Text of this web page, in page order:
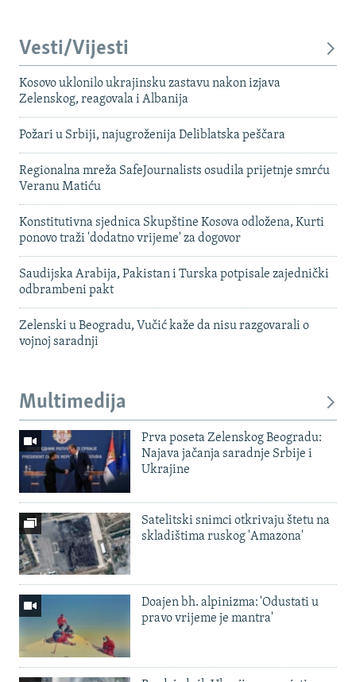
Vesti/Vijesti
Kosovo uklonilo ukrajinsku zastavu nakon izjava
Zelenskog, reagovala i Albanija
Požari u Srbiji, najugroženija Deliblatska peščara
Regionalna mreža SafeJournalists osudila prijetnje smrću
Veranu Matiću
Konstitutivna sjednica Skupštine Kosova odložena, Kurti
ponovo traži 'dodatno vrijeme' za dogovor
Saudijska Arabija, Pakistan i Turska potpisale zajednički
odbrambeni pakt
Zelenski u Beogradu, Vučić kaže da nisu razgovarali o
vojnoj saradnji
Multimedija
Prva poseta Zelenskog Beogradu:
Najava jačanja saradnje Srbije i
Ukrajine
Satelitski snimci otkrivaju štetu na
skladištima ruskog 'Amazona'
Doajen bh. alpinizma: 'Odustati u
pravo vrijeme je mantra'